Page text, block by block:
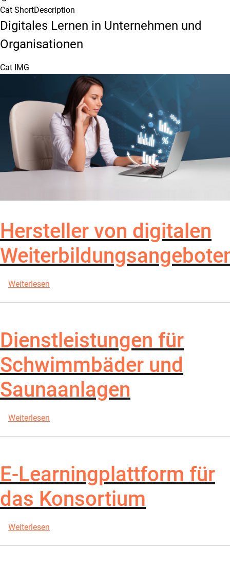
Cat ShortDescription
Digitales Lernen in Unternehmen und
Organisationen
Cat IMG
Hersteller von digitalen
Weiterlesen
Dienstleistungen für
Schwimmbäder und
Saunaanlagen
Weiterlesen
E-Learningplattform für
das Konsortium
Weiterlesen